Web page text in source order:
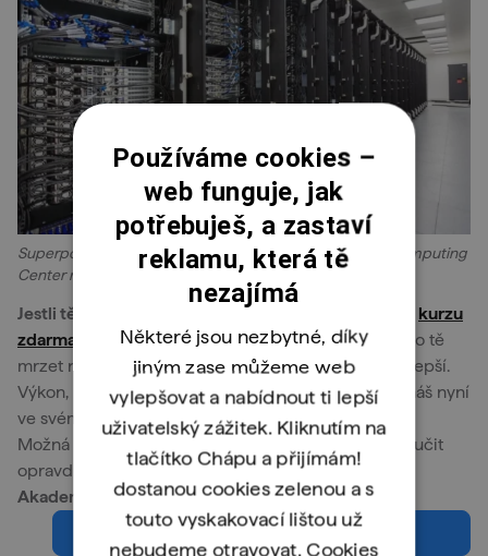
Superpočítač Salomon v IT4Innovations National Supercomputing
Center na Ostravské VŠB.
Jestli tě zaujal Linux, můžeš se podívat na náš online kurzu
zdarma
Nevyzkoušíš si ho na superpočítačích, ale to tě
mrzet nemusí. Počítače jsou technologicky lepší a lepší.
Výkon, který měly před 30 lety nejlepší počítače, máš nyní
ve svém mobilu.
Možná ale už o Linuxu něco víš a chtěl by ses jej naučit
opravdu důkladně pořádně. Co takhle našeLinux
Akademie
Chci se naučit linux
Používáme cookies –
web funguje, jak
potřebuješ, a zastaví
reklamu, která tě
nezajímá
Některé jsou nezbytné, díky
jiným zase můžeme web
vylepšovat a nabídnout ti lepší
uživatelský zážitek. Kliknutím na
tlačítko Chápu a přijímám!
dostanou cookies zelenou a s
touto vyskakovací lištou už
nebudeme otravovat. Cookies